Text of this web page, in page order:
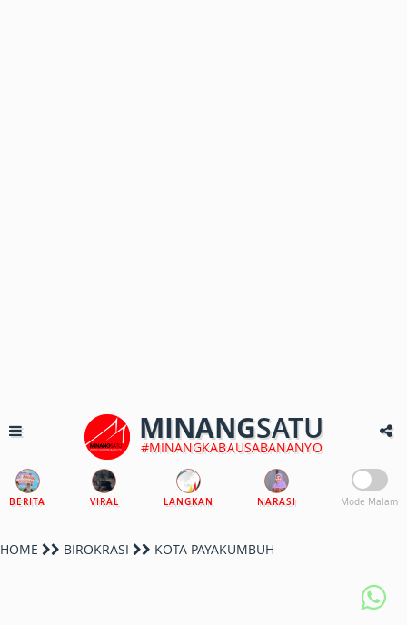
MINANGSATU
#MINANGKABAUSABANANYO
BERITA VIRAL LANGKAN NARASI Mode Malam
HOME BIROKRASI KOTA PAYAKUMBUH